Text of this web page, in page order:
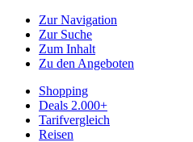
Zur Navigation
Zur Suche
Zum Inhalt
Zu den Angeboten
Shopping
Deals 2.000+
Tarifvergleich
Reisen